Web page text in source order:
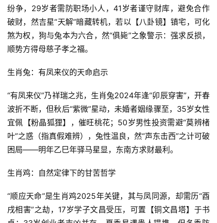
纷争，29岁者需防职场小人，41岁者谨守财库，避免合作
破财，然吉星“天解”暗藏转机，若以【八卦镜】镇宅，可化
煞为权，狗与兔本为六合，然“俱毙”之象警示：强求反损，
顺势方得母慈子孝之福。
生肖兔：有凤来仪的天命启示
“有凤来仪”乃祥瑞之兆，生肖兔2024年逢“卯辰穿害”，开春
波折不断，但秋后“紫微”星动，未婚者姻缘骤至，35岁女性
宜佩【粉晶狐狸】，催旺桃花；50岁男性投资需避“莫辨楮
叶”之惑（指真假难辨），兔性温良，然“声东击西”之计可破
困局——明年乙巳年驿马星显，东南方求财最利。
生肖鸡：自然定律下的甘苦哲学
“顺应天命”是生肖鸡2025年关键，其与凤同源，却需历“酉
戌相害”之劫，17岁学子文昌受压，可置【铜文昌塔】于书